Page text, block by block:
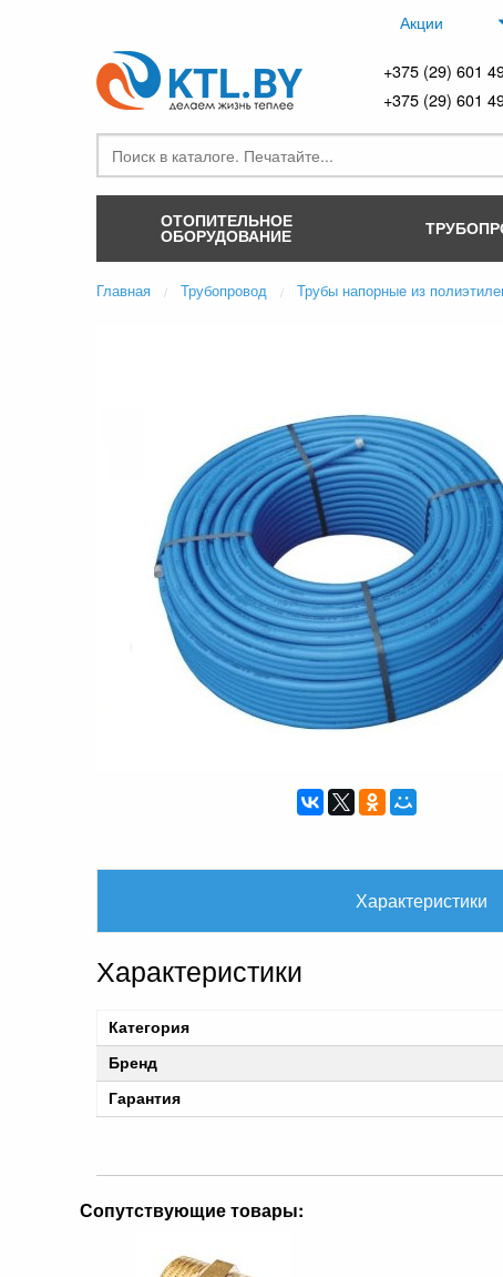
Акции
+375 (29) 601
+375 (29) 601
ОТОПИТЕЛЬНОЕ
ОБОРУДОВАНИЕ
Главная Трубопровод Трубы напорные из
Характеристики
Характеристики
Категория
Бренд
Гарантия
Сопутствующие товары: